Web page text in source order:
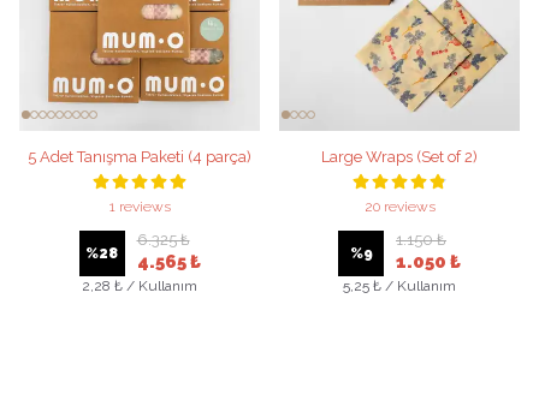
5 Adet Tanışma Paketi (4 parça)
1 reviews
%28
6.325 ₺
4.565 ₺
2,28 ₺ / Kullanım
Large Wraps (Set of 2)
20 reviews
%9
1.150 ₺
1.050 ₺
5,25 ₺ / Kullanım